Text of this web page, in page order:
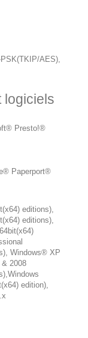
AES),
logiciels
Presto!®
Paperport®
editions),
editions),
Windows® XP
2008
edition),